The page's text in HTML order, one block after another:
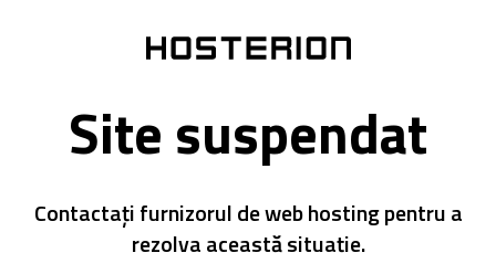
Site suspendat
Contactați furnizorul de web hosting pentru a
rezolva această situație.